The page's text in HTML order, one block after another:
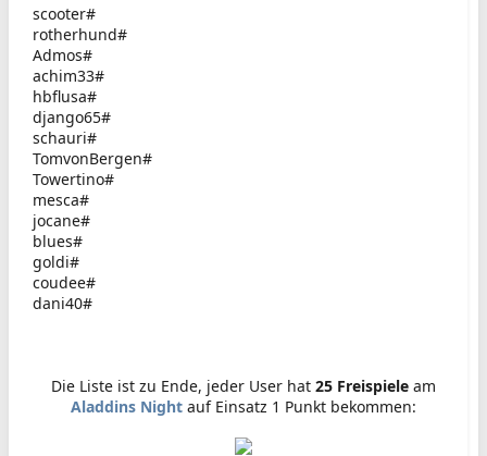
scooter#
rotherhund#
Admos#
achim33#
hbflusa#
django65#
schauri#
TomvonBergen#
Towertino#
mesca#
jocane#
blues#
goldi#
coudee#
dani40#
Die Liste ist zu Ende, jeder User hat 25 Freispiele am
Aladdins Night auf Einsatz 1 Punkt bekommen: